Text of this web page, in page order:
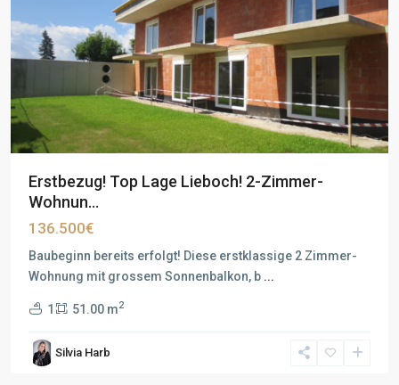
Erstbezug! Top Lage Lieboch! 2-Zimmer-
Wohnun...
136.500€
Baubeginn bereits erfolgt! Diese erstklassige 2 Zimmer-
Wohnung mit grossem Sonnenbalkon, b ...
1 51.00 m2
Silvia Harb